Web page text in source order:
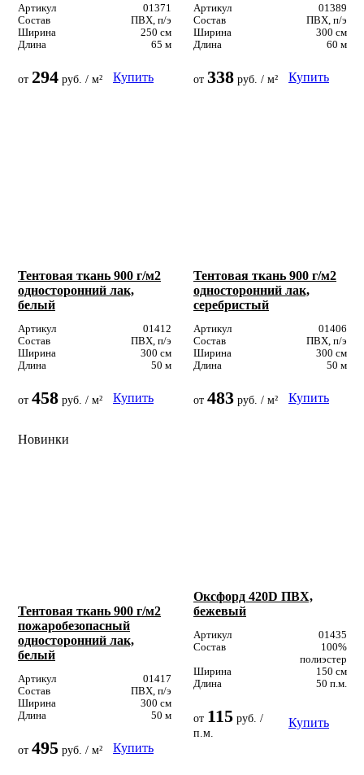
Артикул
01371
Состав
ПВХ, п/э
Ширина
250 см
Длина
65 м
от 294 руб. / м² Купить
Артикул
01389
Состав
ПВХ, п/э
Ширина
300 см
Длина
60 м
от 338 руб. / м² Купить
Тентовая ткань 900 г/м2
односторонний лак,
белый
Артикул
01412
Состав
ПВХ, п/э
Ширина
300 см
Длина
50 м
от 458 руб. / м² Купить
Тентовая ткань 900 г/м2
односторонний лак,
серебристый
Артикул
01406
Состав
ПВХ, п/э
Ширина
300 см
Длина
50 м
от 483 руб. / м² Купить
Новинки
Тентовая ткань 900 г/м2
пожаробезопасный
односторонний лак,
белый
Артикул
01417
Состав
ПВХ, п/э
Ширина
300 см
Длина
50 м
от 495 руб. / м² Купить
Оксфорд 420D ПВХ,
бежевый
Артикул
01435
Состав
100%
полиэстер
Ширина
150 см
Длина
50 п.м.
от 115 руб. /
п.м.
Купить